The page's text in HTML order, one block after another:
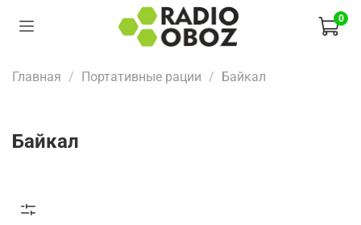
0
Главная Портативные рации Байкал
Байкал